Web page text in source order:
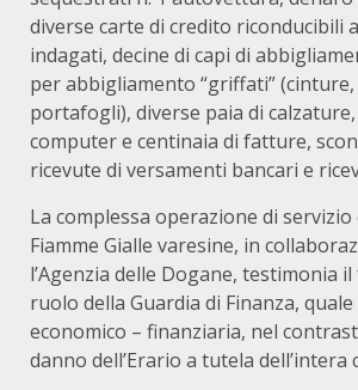
diverse carte di credito riconducibili
indagati, decine di capi di
per abbigliamento “griffati” (cinture,
portafogli), diverse paia di
computer e centinaia di fatture,
ricevute di versamenti bancari e
La complessa operazione di
Fiamme Gialle varesine, in
l’Agenzia delle Dogane, testimonia
ruolo della Guardia di Finanza,
economico – finanziaria, nel
danno dell’Erario a tutela dell’intera